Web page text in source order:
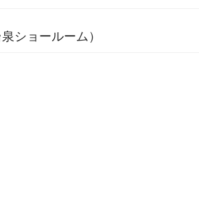
ショールーム）